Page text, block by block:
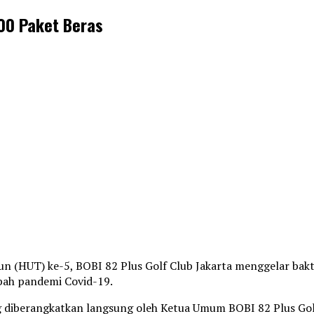
Paket Beras
(HUT) ke-5, BOBI 82 Plus Golf Club Jakarta menggelar
pandemi Covid-19.
langsung oleh Ketua Umum BOBI 82 Plus